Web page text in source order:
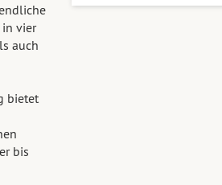
vier
auch
bietet
bis